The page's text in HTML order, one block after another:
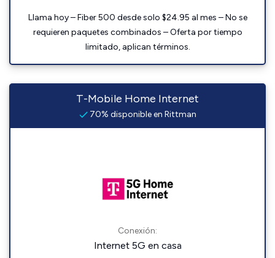
Llama hoy – Fiber 500 desde solo $24.95 al mes – No se
requieren paquetes combinados – Oferta por tiempo
limitado, aplican términos.
T-Mobile Home Internet
70% disponible en Rittman
Conexión:
Internet 5G en casa